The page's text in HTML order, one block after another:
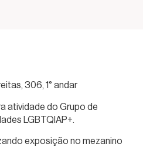
306, 1° andar
atividade do Grupo de
LGBTQIAP+.
exposição no mezanino